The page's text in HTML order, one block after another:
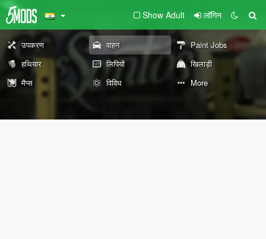
Show Adult लॉगिन
उपकरण वाहन
Paint Jobs
हथियार
लिपियों
खिलाड़ी
मैप्स
विविध More